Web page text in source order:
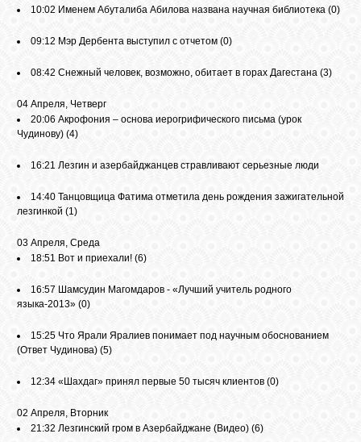
10:02 Именем Абуталиба Абилова названа научная библиотека (0)
09:12 Мэр Дербента выступил с отчетом (0)
08:42 Снежный человек, возможно, обитает в горах Дагестана (3)
04 Апреля, Четверг
20:06 Акрофония – основа иерогрифического письма (урок
Чудинову) (4)
16:21 Лезгин и азербайджанцев стравливают серьезные люди
14:40 Танцовщица Фатима отметила день рождения зажигательной
лезгинкой (1)
03 Апреля, Среда
18:51 Вот и приехали! (6)
16:57 Шамсудин Магомдаров - «Лучший учитель родного
языка-2013» (0)
15:25 Что Ярали Яралиев понимает под научным обоснованием
(Ответ Чудинова) (5)
12:34 «Шахдаг» принял первые 50 тысяч клиентов (0)
02 Апреля, Вторник
21:32 Лезгинский гром в Азербайджане (Видео) (6)